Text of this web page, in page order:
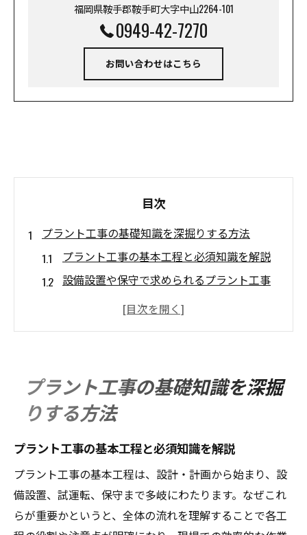
福岡県鞍手郡鞍手町大字中山2264-101
0949-42-7270
お問い合わせはこちら
目次
プラント工事の基礎知識を深掘りする方法
プラント工事の基本工程と必須知識を解説
設備設置や保守で求められるプラント工事
め
プラント工事の基礎研修で身につく実践力
徴
福岡県で身につけたい安全管理の要点
プラント工事現場における安全管理の基本
福岡県で重視されるプラント工事の安全対
プラント工事の基礎知識を深掘
りする方法
プラント工事の基本工程と必須知識を解説
プラント工事の基本工程は、設計・計画から始まり、設
備設置、試運転、保守まで多岐にわたります。なぜこれ
らが重要かというと、全体の流れを理解することで各工